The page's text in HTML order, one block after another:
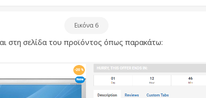
Εικόνα 6
στη σελίδα του προϊόντος όπως παρακάτω: